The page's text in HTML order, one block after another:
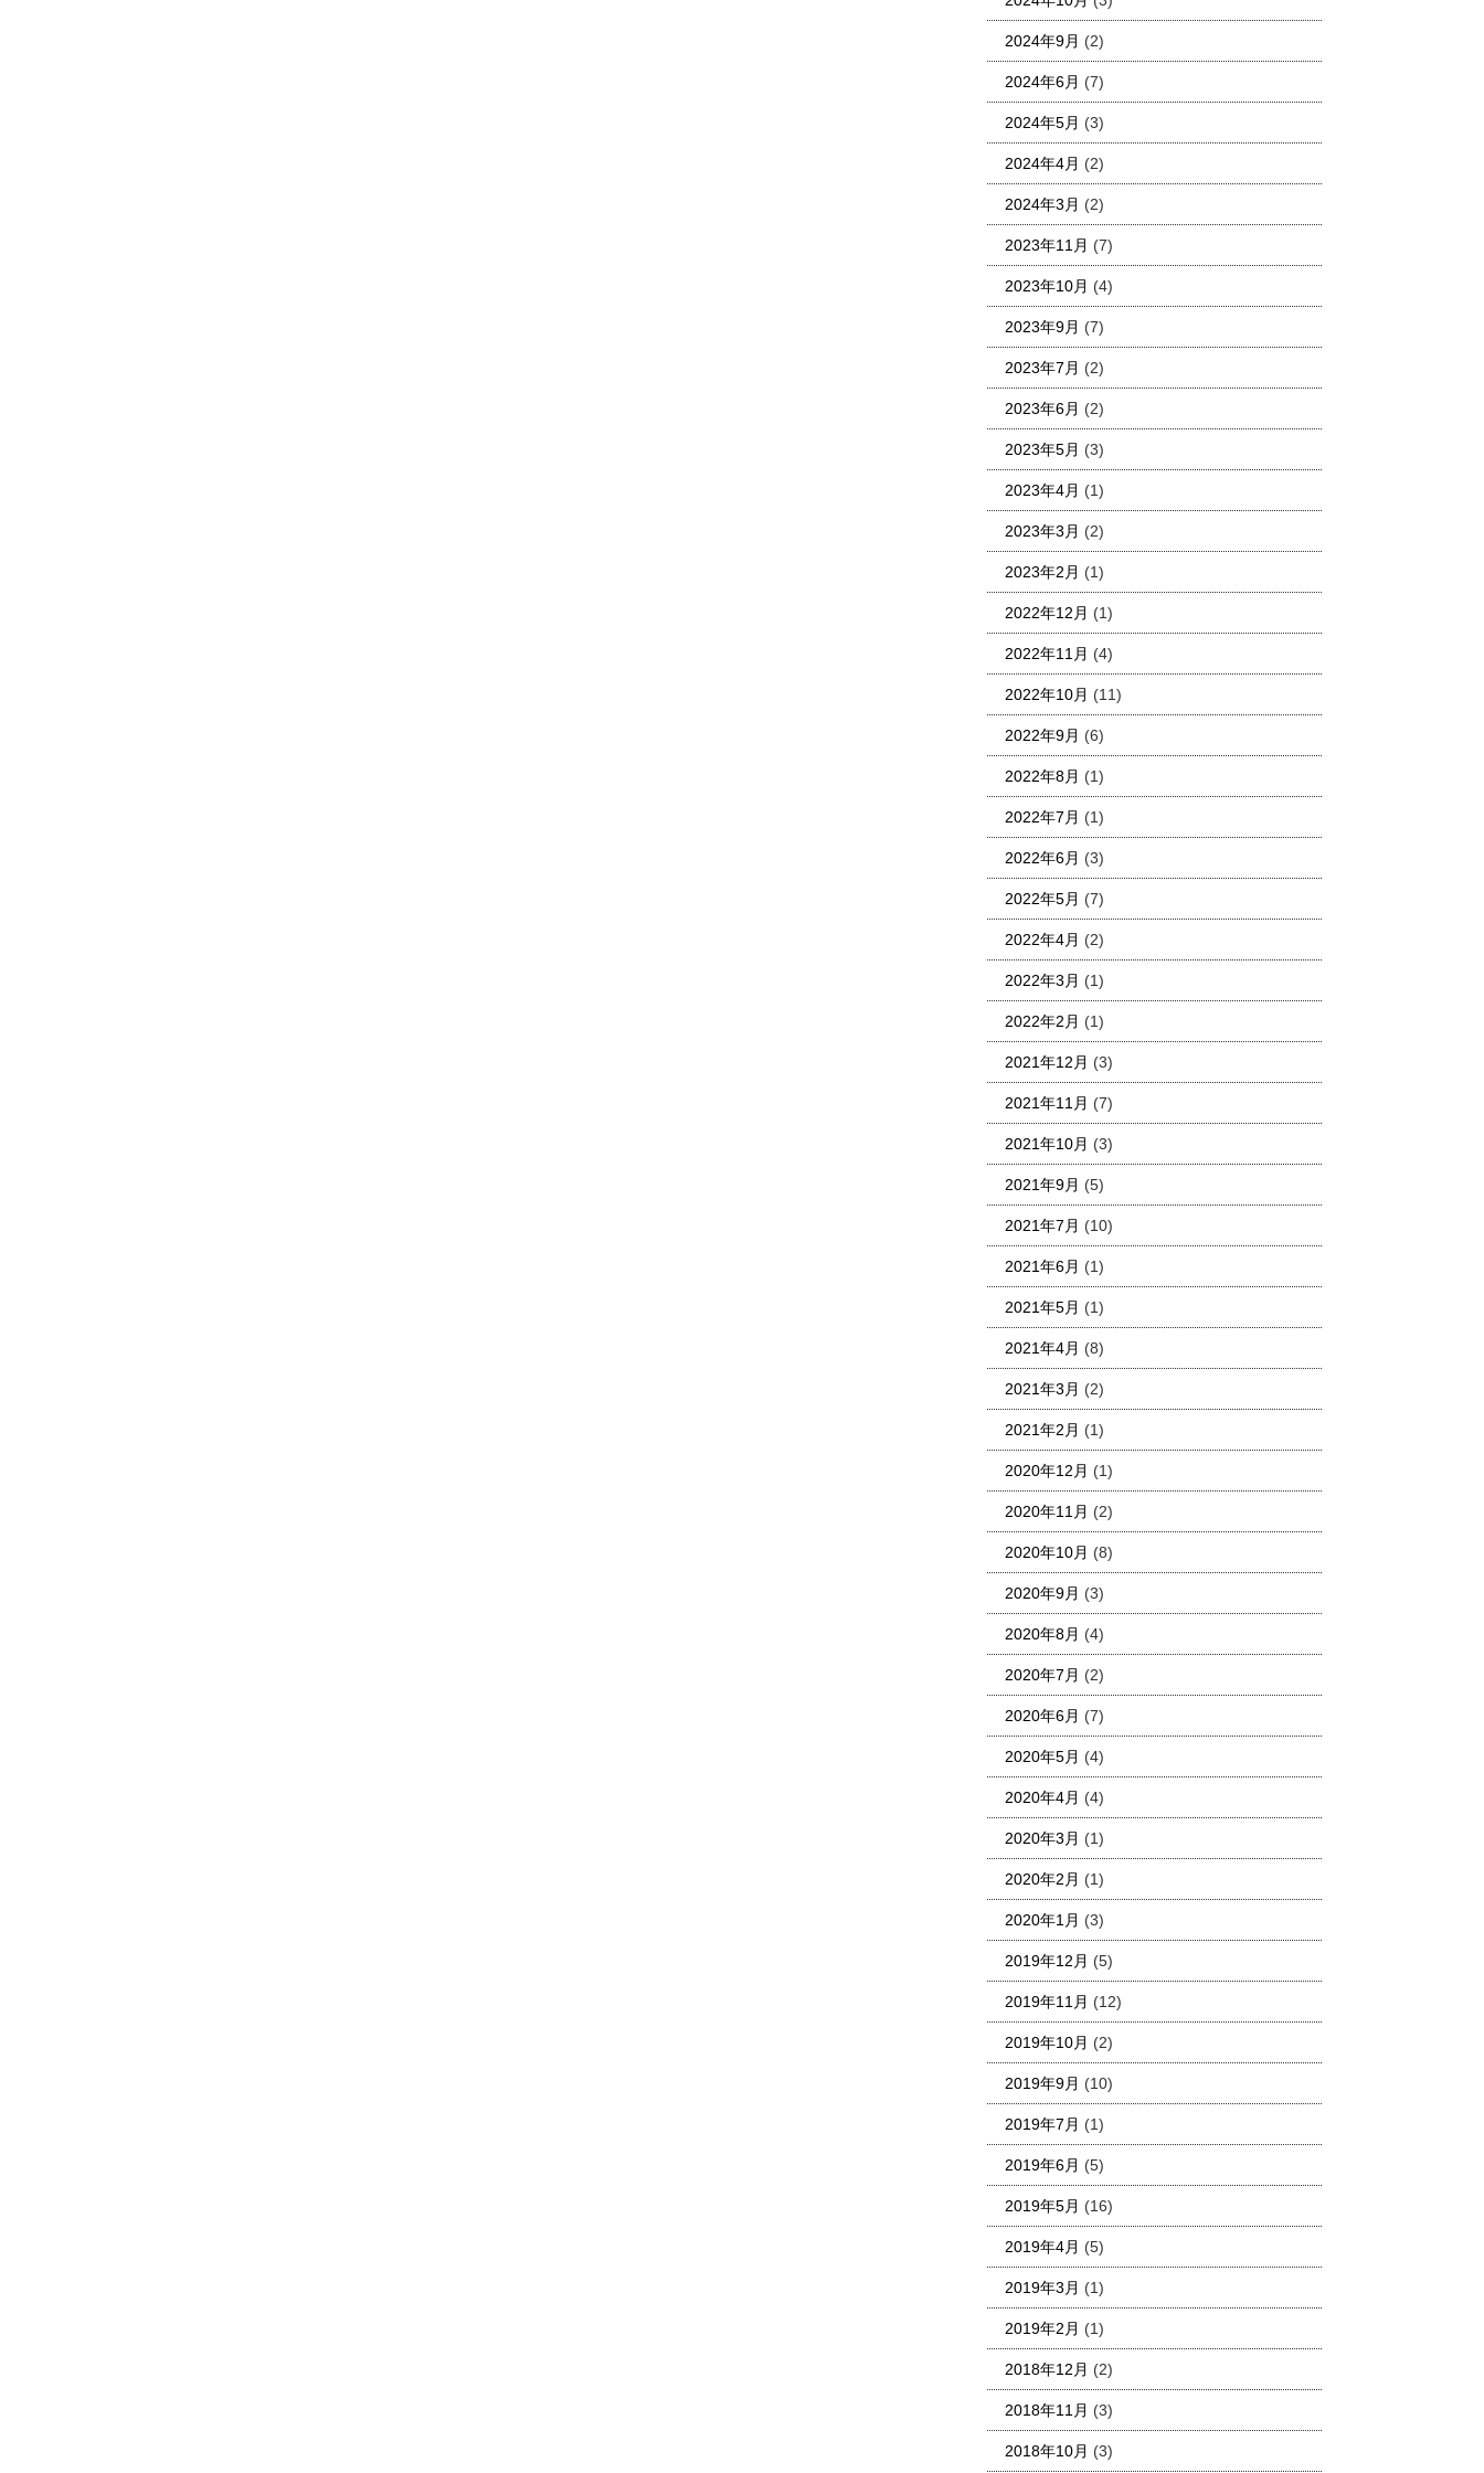
2024年9月 (2)
2024年6月 (7)
2024年5月 (3)
2024年4月 (2)
2024年3月 (2)
2023年11月 (7)
2023年10月 (4)
2023年9月 (7)
2023年7月 (2)
2023年6月 (2)
2023年5月 (3)
2023年4月 (1)
2023年3月 (2)
2023年2月 (1)
2022年12月 (1)
2022年11月 (4)
2022年10月 (11)
2022年9月 (6)
2022年8月 (1)
2022年7月 (1)
2022年6月 (3)
2022年5月 (7)
2022年4月 (2)
2022年3月 (1)
2022年2月 (1)
2021年12月 (3)
2021年11月 (7)
2021年10月 (3)
2021年9月 (5)
2021年7月 (10)
2021年6月 (1)
2021年5月 (1)
2021年4月 (8)
2021年3月 (2)
2021年2月 (1)
2020年12月 (1)
2020年11月 (2)
2020年10月 (8)
2020年9月 (3)
2020年8月 (4)
2020年7月 (2)
2020年6月 (7)
2020年5月 (4)
2020年4月 (4)
2020年3月 (1)
2020年2月 (1)
2020年1月 (3)
2019年12月 (5)
2019年11月 (12)
2019年10月 (2)
2019年9月 (10)
2019年7月 (1)
2019年6月 (5)
2019年5月 (16)
2019年4月 (5)
2019年3月 (1)
2019年2月 (1)
2018年12月 (2)
2018年11月 (3)
2018年10月 (3)